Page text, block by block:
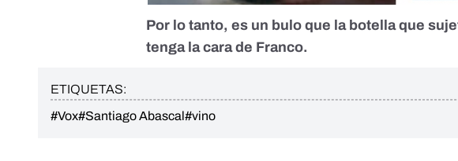
Por lo tanto, es un bulo que la botella que
tenga la cara de Franco.
ETIQUETAS:
#Vox#Santiago Abascal#vino